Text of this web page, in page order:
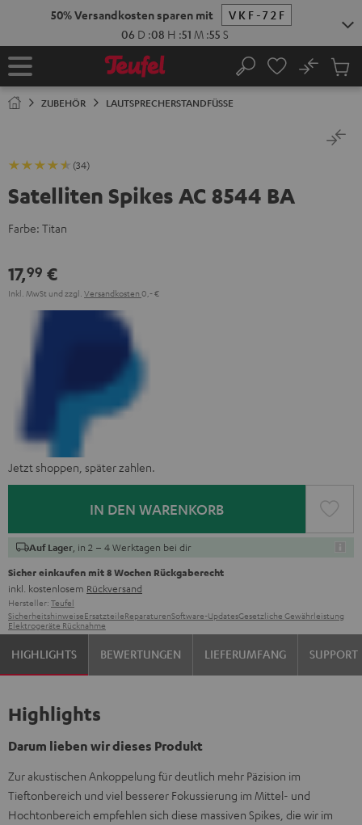
50% Versandkosten sparen mit
VKF-72F
06 D :08 H :51 M :54 S
Startseite Suche
No
ZUBEHÖR LAUTSPRECHERSTANDFÜSSE
(34)
Satelliten Spikes AC 8544 BA
Farbe: Titan
17,99 €
Inkl. MwSt und zzgl. Versandkosten 0,‐ €
Jetzt shoppen, später zahlen.
IN DEN WARENKORB
Auf Lager , in 2 – 4 Werktagen bei dir
Sicher einkaufen mit 8 Wochen Rückgaberecht
inkl. kostenlosem Rückversand
Hersteller: Teufel
SicherheitshinweiseErsatzteileReparaturenSoftware-UpdatesGesetzliche Gewährleistung
Elektrogeräte Rücknahme
HIGHLIGHTS BEWERTUNGEN LIEFERUMFANG SUPPORT
Highlights
Darum lieben wir dieses Produkt
Zur akustischen Ankoppelung für deutlich mehr Päzision im
Tieftonbereich und viel besserer Fokussierung im Mittel- und
Hochtonbereich empfehlen sich diese massiven Spikes, die wir im